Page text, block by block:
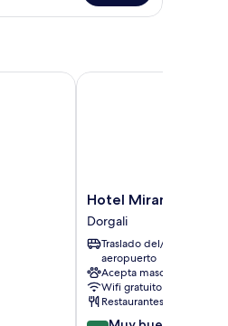
Hotel
Miramare
Dorgali
Hotel Miramare
Dorgali
Traslado del/al
aeropuerto
Acepta mascotas
Wifi gratuito
Restaurantes
Hotel Miramare